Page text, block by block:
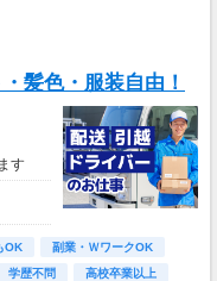
髪色・服装自由！
す
OK
副業・ＷワークOK
学歴不問 高校卒業以上